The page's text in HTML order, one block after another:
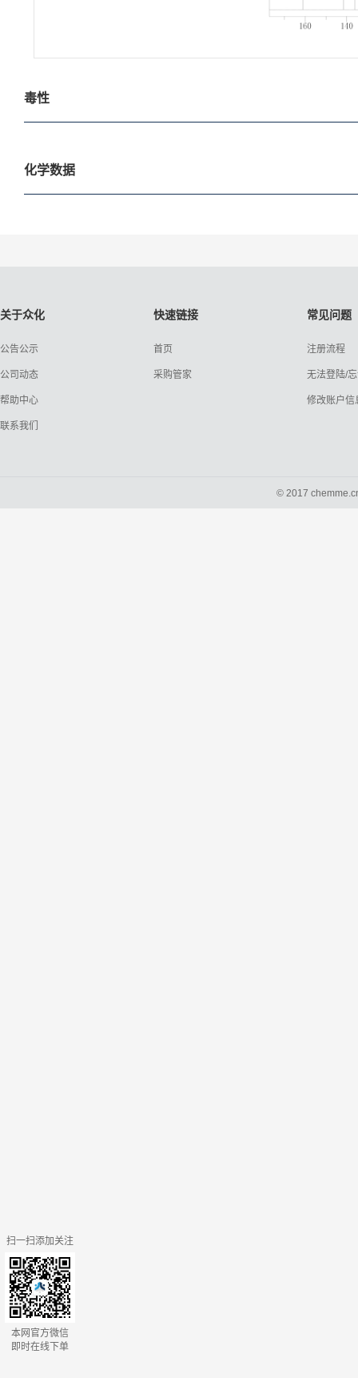
毒性
化学数据
关于众化
公告公示
公司动态
帮助中心
联系我们
快速链接
首页
采购管家
常见问题
注册流程
无法登陆/
修改账户信
© 2017
扫一扫添加关注
本网官方微信
即时在线下单